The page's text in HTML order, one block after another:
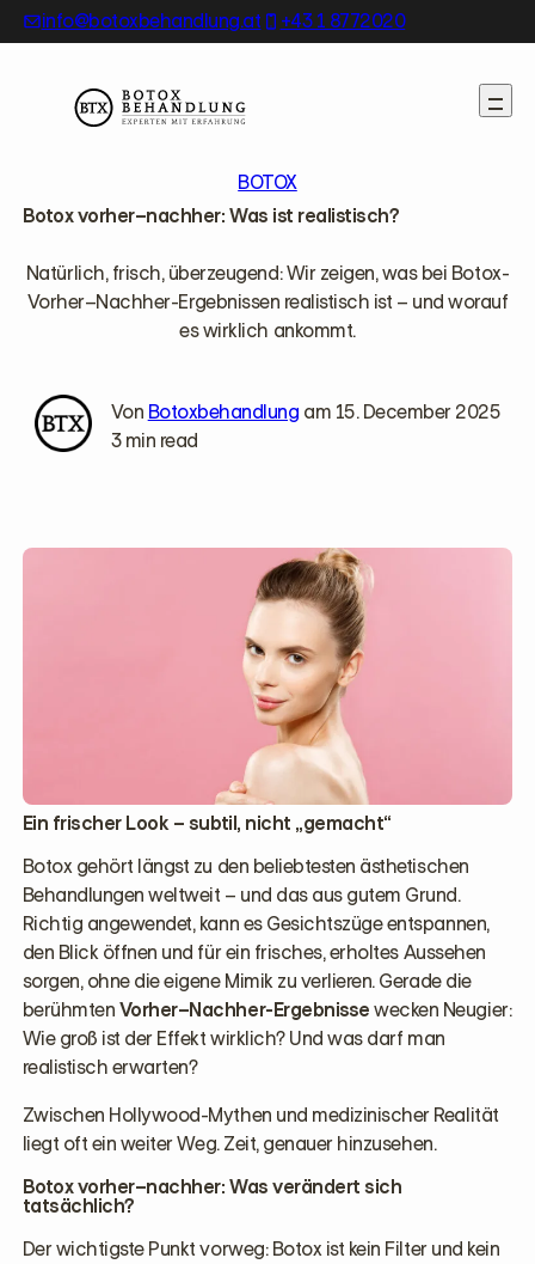
Skip
to
info@botoxbehandlung.at +43 1 8772020
BOTOX
Botox vorher–nachher: Was ist realistisch?
Natürlich, frisch, überzeugend: Wir zeigen, was bei Botox-
Vorher–Nachher-Ergebnissen realistisch ist – und worauf
es wirklich ankommt.
Von Botoxbehandlung am 15. December 2025
3 min read
Ein frischer Look – subtil, nicht „gemacht“
Botox gehört längst zu den beliebtesten ästhetischen
Behandlungen weltweit – und das aus gutem Grund.
Richtig angewendet, kann es Gesichtszüge entspannen,
den Blick öffnen und für ein frisches, erholtes Aussehen
sorgen, ohne die eigene Mimik zu verlieren. Gerade die
berühmtenVorher–Nachher-Ergebnissewecken Neugier:
Wie groß ist der Effekt wirklich? Und was darf man
realistisch erwarten?
Zwischen Hollywood-Mythen und medizinischer Realität
liegt oft ein weiter Weg. Zeit, genauer hinzusehen.
Botox vorher–nachher: Was verändert sich
tatsächlich?
Der wichtigste Punkt vorweg: Botox ist kein Filter und kein